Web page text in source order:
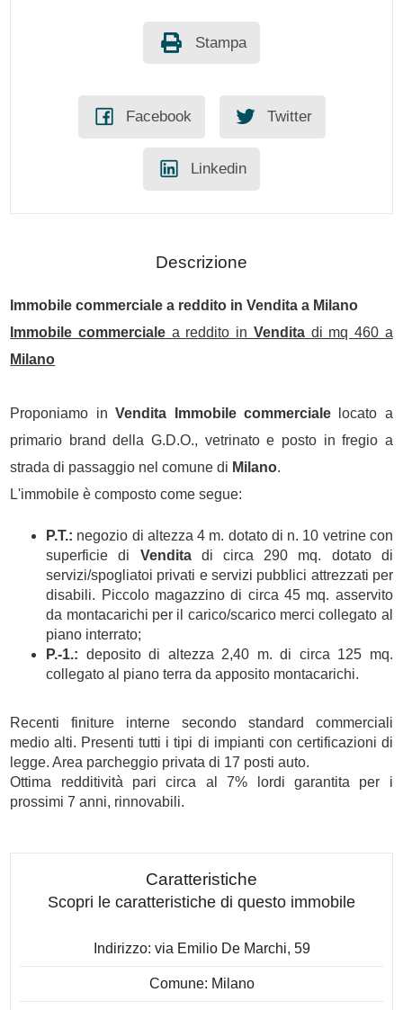
Stampa
Facebook Twitter
Linkedin
Descrizione
Immobile commerciale a reddito inVendita a Milano
Immobile commercialea reddito in Venditadi mq 460 a
Milano
Proponiamo inVendita Immobile commercialelocato a
primario brand della G.D.O., vetrinato e posto in fregio a
strada di passaggio nel comune di Milano.
L'immobile è composto come segue:
P.T.: negozio di altezza 4 m. dotato di n. 10 vetrine con
superficie di Venditadi circa 290 mq. dotato di
servizi/spogliatoi privati e servizi pubblici attrezzati per
disabili. Piccolo magazzino di circa 45 mq. asservito
da montacarichi per il carico/scarico merci collegato al
piano interrato;
P.-1.: deposito di altezza 2,40 m. di circa 125 mq.
collegato al piano terra da apposito montacarichi.
Recenti finiture interne secondo standard commerciali
medio alti. Presenti tutti i tipi di impianti con certificazioni di
legge. Area parcheggio privata di 17 posti auto.
Ottima redditività pari circa al 7% lordi garantita per i
prossimi 7 anni, rinnovabili.
Caratteristiche
Scopri le caratteristiche di questo immobile
Indirizzo: via Emilio De Marchi, 59
Comune: Milano